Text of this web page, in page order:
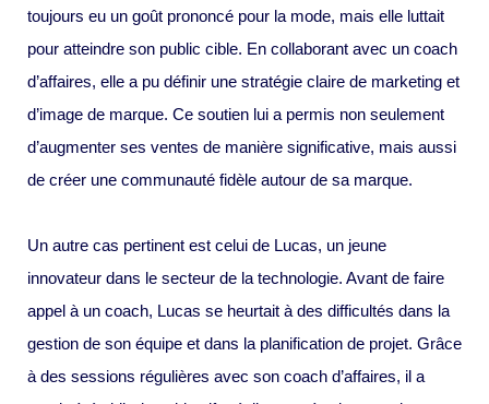
toujours eu un goût prononcé pour la mode, mais elle luttait
pour atteindre son public cible. En collaborant avec un coach
d’affaires, elle a pu définir une stratégie claire de marketing et
d’image de marque. Ce soutien lui a permis non seulement
d’augmenter ses ventes de manière significative, mais aussi
de créer une communauté fidèle autour de sa marque.
Un autre cas pertinent est celui de Lucas, un jeune
innovateur dans le secteur de la technologie. Avant de faire
appel à un coach, Lucas se heurtait à des difficultés dans la
gestion de son équipe et dans la planification de projet. Grâce
à des sessions régulières avec son coach d’affaires, il a